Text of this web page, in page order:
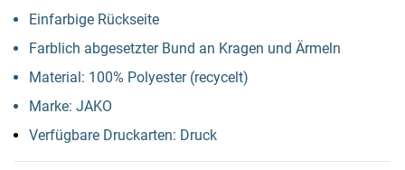
Einfarbige Rückseite
Farblich abgesetzter Bund an Kragen und Ärmeln
Material: 100% Polyester (recycelt)
Marke: JAKO
Verfügbare Druckarten: Druck